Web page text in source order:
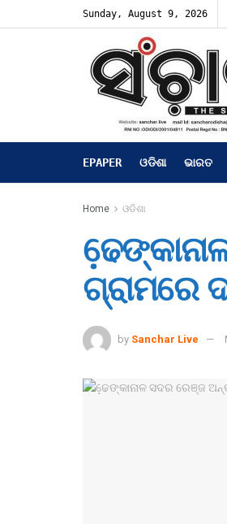
Sunday, August 9, 2026
EPAPER ଓଡିଶା ଭାରତ
Home ଓଡିଶା
ଗ୍ରାମରେ
by Sanchar Live